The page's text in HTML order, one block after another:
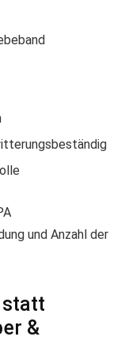
und Anzahl der
statt
&